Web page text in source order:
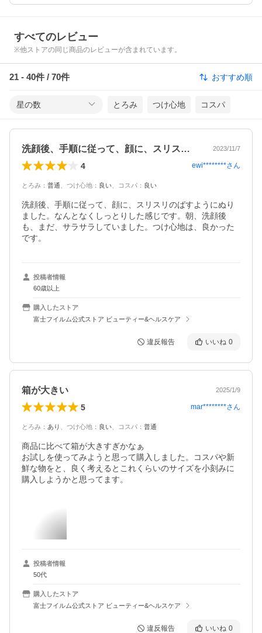
すべてのレビュー
※他ストアの同じ商品のレビューが含まれています。
21 - 40件 / 70件 おすすめ順
星の数 とろみ つけ心地 コスパ
洗顔後、手順に従って、顔に、スリスリの… 2023/11/7
4 ewi********さん
とろみ ： 普通 つけ心地 ： 良い コスパ ： 良い
洗顔後、手順に従って、顔に、スリスリのばすようにぬり
ました。なんとなくしっとりした感じです。朝、洗顔後
も、まだ、サラサラしていました。つけ心地は、良かった
です。
投稿者情報
60歳以上
購入したストア
富士フイルム公式ストア ビューティー&ヘルスケア
違反報告 いいね 0
箱が大きい 2025/1/9
5 mar********さん
とろみ ： あり つけ心地 ： 良い コスパ ： 普通
商品に比べて箱が大きすぎかなぁ
お試しを使ってみようと思って購入しました。コスパや新
鮮な物をと、良く考えるとこれくらいのサイズを小刻みに
購入しようかと思ってます。
投稿者情報
50代
購入したストア
富士フイルム公式ストア ビューティー&ヘルスケア
違反報告 いいね 0